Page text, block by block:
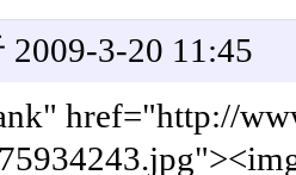
3-20 11:45
href="http://